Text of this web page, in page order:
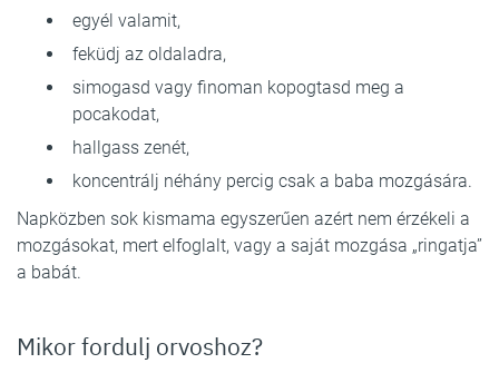
egyél valamit,
feküdj az oldaladra,
simogasd vagy finoman kopogtasd meg a
pocakodat,
hallgass zenét,
koncentrálj néhány percig csak a baba mozgására.
Napközben sok kismama egyszerűen azért nem érzékeli a
mozgásokat, mert elfoglalt, vagy a saját mozgása „ringatja”
a babát.
Mikor fordulj orvoshoz?